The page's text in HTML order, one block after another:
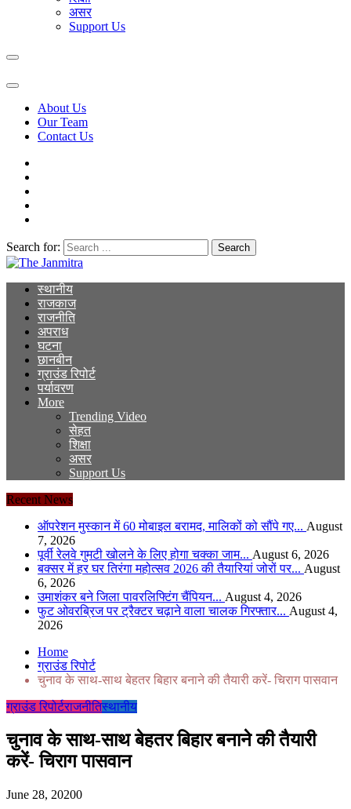
असर
Support Us
About Us
Our Team
Contact Us
Search for:
The Janmitra
The Janmitra
स्थानीय
राजकाज
राजनीति
अपराध
घटना
छानबीन
ग्राउंड रिपोर्ट
पर्यावरण
More
Trending Video
सेहत
शिक्षा
असर
Support Us
Recent News
ऑपरेशन मुस्कान में 60 मोबाइल बरामद, मालिकों को सौंपे गए... August
7, 2026
पूर्वी रेलवे गुमटी खोलने के लिए होगा चक्का जाम... August 6, 2026
बक्सर में हर घर तिरंगा महोत्सव 2026 की तैयारियां जोरों पर... August
6, 2026
उमाशंकर बने जिला पावरलिफ्टिंग चैंपियन... August 4, 2026
फुट ओवरब्रिज पर ट्रैक्टर चढ़ाने वाला चालक गिरफ्तार... August 4,
2026
Home
ग्राउंड रिपोर्ट
चुनाव के साथ-साथ बेहतर बिहार बनाने की तैयारी करें- चिराग पासवान
ग्राउंड रिपोर्टराजनीतिस्थानीय
चुनाव के साथ-साथ बेहतर बिहार बनाने की तैयारी
करें- चिराग पासवान
June 28, 20200